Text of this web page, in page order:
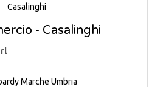
- Casalinghi
Marche Umbria